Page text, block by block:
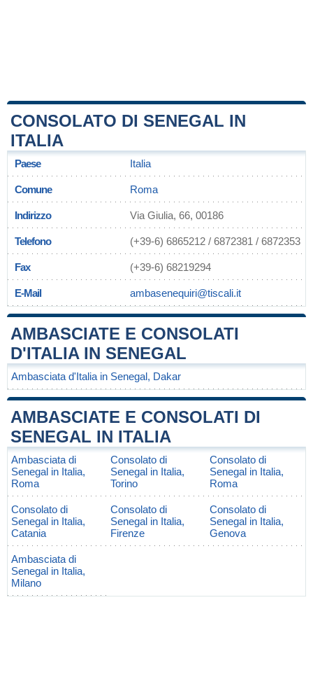
CONSOLATO DI SENEGAL IN
ITALIA
Paese Italia
Comune Roma
Indirizzo Via Giulia, 66, 00186
Telefono (+39-6) 6865212 / 6872381 / 6872353
Fax (+39-6) 68219294
E-Mail ambasenequiri@tiscali.it
AMBASCIATE E CONSOLATI
D'ITALIA IN SENEGAL
Ambasciata d'Italia in Senegal, Dakar
AMBASCIATE E CONSOLATI DI
SENEGAL IN ITALIA
Ambasciata di
Senegal in Italia,
Roma
Consolato di
Senegal in Italia,
Torino
Consolato di
Senegal in Italia,
Roma
Consolato di
Senegal in Italia,
Catania
Consolato di
Senegal in Italia,
Firenze
Consolato di
Senegal in Italia,
Genova
Ambasciata di
Senegal in Italia,
Milano